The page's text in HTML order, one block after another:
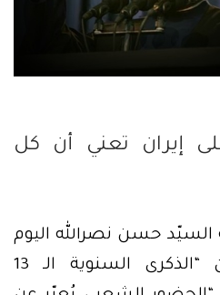
إيران تعني أن كل
السيّد حسن نصرالله اليوم
الجمعة خلال مهرجان “الذكرى السنوية الـ 13